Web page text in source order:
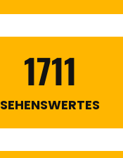
1711
SEHENSWERTES